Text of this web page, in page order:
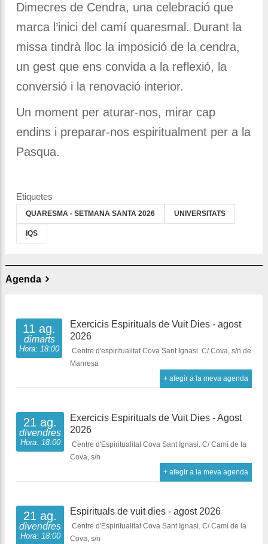
Dimecres de Cendra, una celebració que
marca l’inici del camí quaresmal. Durant la
missa tindrà lloc la imposició de la cendra,
un gest que ens convida a la reflexió, la
conversió i la renovació interior.
Un moment per aturar-nos, mirar cap
endins i preparar-nos espiritualment per a la
Pasqua.
Etiquetes
QUARESMA - SETMANA SANTA 2026 UNIVERSITATS
IQS
Agenda
11 ag.
dimarts
Hora: 18:00
Exercicis Espirituals de Vuit Dies - agost
2026
Centre d'espiritualitat Cova Sant Ignasi. C/ Cova, s/n de
Manresa
+ afegir a la meva agenda
21 ag.
divendres
Hora: 18:00
Exercicis Espirituals de Vuit Dies - Agost
2026
Centre d'Espiritualitat Cova Sant Ignasi. C/ Camí de la
Cova, s/n
+ afegir a la meva agenda
21 ag.
divendres
Hora: 18:00
Espirituals de vuit dies - agost 2026
Centre d'Espiritualitat Cova Sant Ignasi. C/ Camí de la
Cova, s/n